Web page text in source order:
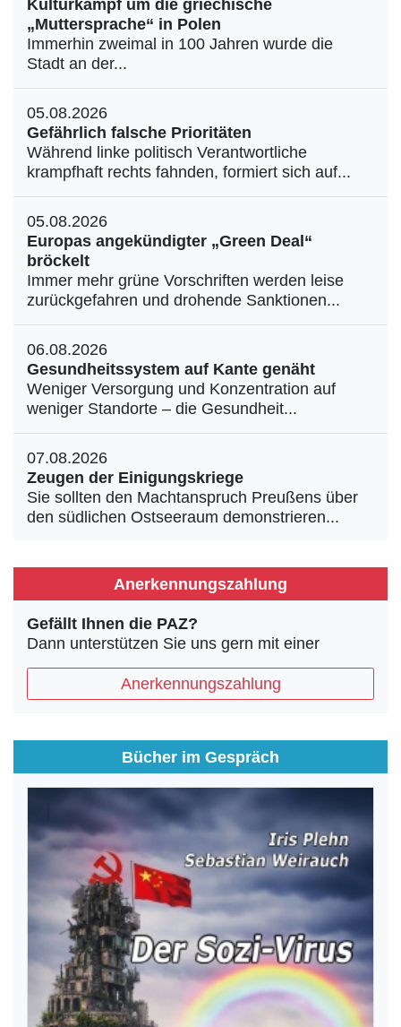
Kulturkampf um die griechische
„Muttersprache“ in Polen
Immerhin zweimal in 100 Jahren wurde die
Stadt an der...
05.08.2026
Gefährlich falsche Prioritäten
Während linke politisch Verantwortliche
krampfhaft rechts fahnden, formiert sich auf...
05.08.2026
Europas angekündigter „Green Deal“
bröckelt
Immer mehr grüne Vorschriften werden leise
zurückgefahren und drohende Sanktionen...
06.08.2026
Gesundheitssystem auf Kante genäht
Weniger Versorgung und Konzentration auf
weniger Standorte – die Gesundheit...
07.08.2026
Zeugen der Einigungskriege
Sie sollten den Machtanspruch Preußens über
den südlichen Ostseeraum demonstrieren...
Anerkennungszahlung
Gefällt Ihnen die PAZ?
Dann unterstützen Sie uns gern mit einer
Anerkennungszahlung
Bücher im Gespräch